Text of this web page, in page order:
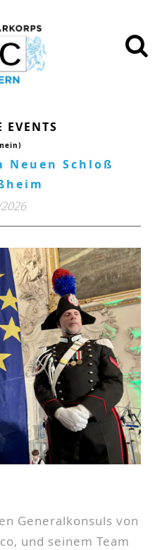
EVENTS
Schloß
Generalkonsuls von
und seinem Team